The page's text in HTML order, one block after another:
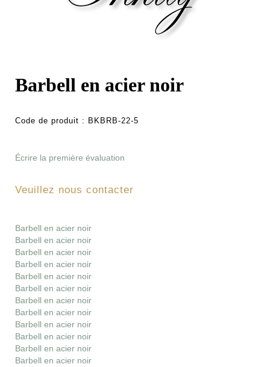
Barbell en acier noir
Code de produit : BKBRB-22-5
Écrire la première évaluation
Veuillez nous contacter
Barbell en acier noir
Barbell en acier noir
Barbell en acier noir
Barbell en acier noir
Barbell en acier noir
Barbell en acier noir
Barbell en acier noir
Barbell en acier noir
Barbell en acier noir
Barbell en acier noir
Barbell en acier noir
Barbell en acier noir